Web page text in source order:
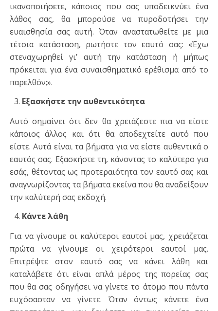
ικανοποιήσετε, κάποιος που σας υποδεικνύει ένα
λάθος σας, θα μπορούσε να πυροδοτήσει την
ευαισθησία σας αυτή. Όταν αναστατωθείτε με μια
τέτοια κατάσταση, ρωτήστε τον εαυτό σας: «Έχω
στεναχωρηθεί γι’ αυτή την κατάσταση ή μήπως
πρόκειται για ένα συναισθηματικό ερέθισμα από το
παρελθόν;».
Εξασκήστε την αυθεντικότητα
Αυτό σημαίνει ότι δεν θα χρειάζεστε πια να είστε
κάποιος άλλος και ότι θα αποδεχτείτε αυτό που
είστε. Αυτά είναι τα βήματα για να είστε αυθεντικά ο
εαυτός σας. Εξασκήστε τη, κάνοντας το καλύτερο για
εσάς, θέτοντας ως προτεραιότητα τον εαυτό σας και
αναγνωρίζοντας τα βήματα εκείνα που θα αναδείξουν
την καλύτερή σας εκδοχή.
Κάντε λάθη
Για να γίνουμε οι καλύτεροι εαυτοί μας, χρειάζεται
πρώτα να γίνουμε οι χειρότεροι εαυτοί μας.
Επιτρέψτε στον εαυτό σας να κάνει λάθη και
καταλάβετε ότι είναι απλά μέρος της πορείας σας
που θα σας οδηγήσει να γίνετε το άτομο που πάντα
ευχόσασταν να γίνετε. Όταν όντως κάνετε ένα